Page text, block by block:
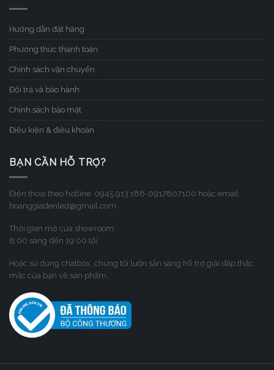
Hướng dẫn đặt hàng
Phương thức thanh toán
Chính sách vận chuyển
Đổi trả và bảo hành
Chính sách bảo mật
Điều kiện & điều khoản
BẠN CẦN HỖ TRỢ?
Điện thoại theo hotline: 0945.913.186-0917807100 hoặc email:
hoanggiadenled@gmail.com
Thời gian mở cửa showroom:
8:00 sáng đến 19:00 tối
Hoặc sử dụng chatbox, chúng tôi luôn sẳn sàng hỗ trợ giải đáp thắc
mắc của bạn về sản phẩm.